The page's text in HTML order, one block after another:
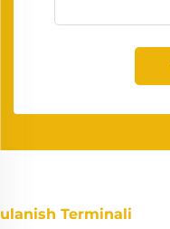
ulanish Terminali